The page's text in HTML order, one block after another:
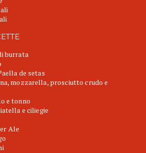
burrata
de setas
mozzarella, prosciutto crudo e
e tonno
e ciliegie
Ale